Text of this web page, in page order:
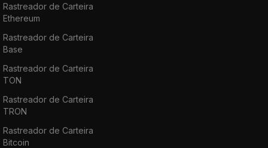
Rastreador de Carteira
Ethereum
Rastreador de Carteira
Base
Rastreador de Carteira
TON
Rastreador de Carteira
TRON
Rastreador de Carteira
Bitcoin